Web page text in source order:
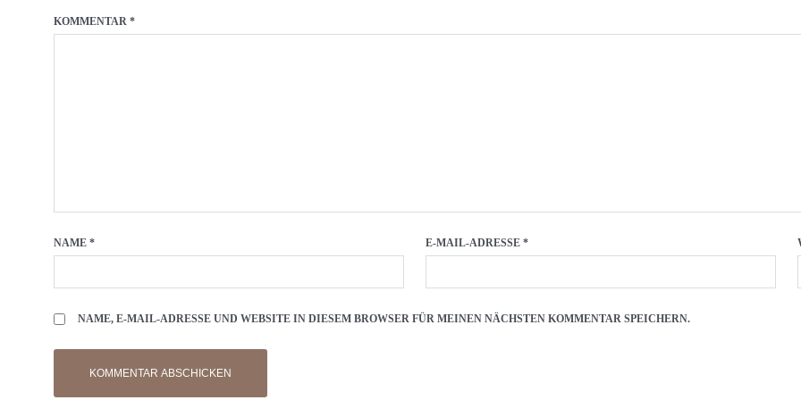
KOMMENTAR *
NAME * E-MAIL-ADRESSE*
NAME, E-MAIL-ADRESSE UND WEBSITE IN DIESEM BROWSER FÜR MEINEN NÄCHSTEN KOMMENTAR SPEICHERN.